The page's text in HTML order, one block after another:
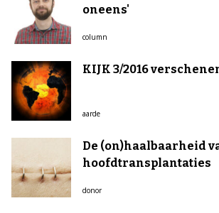
oneens'
column
KIJK 3/2016
aarde
De (on)haalbaarheid
hoofdtransplantaties
donor